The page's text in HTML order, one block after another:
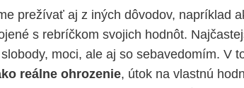
prežívať aj z iných dôvodov, napríklad
s rebríčkom svojich hodnôt.
moci, ale aj so sebavedomím. V
reálne ohrozenie, útok na vlastnú